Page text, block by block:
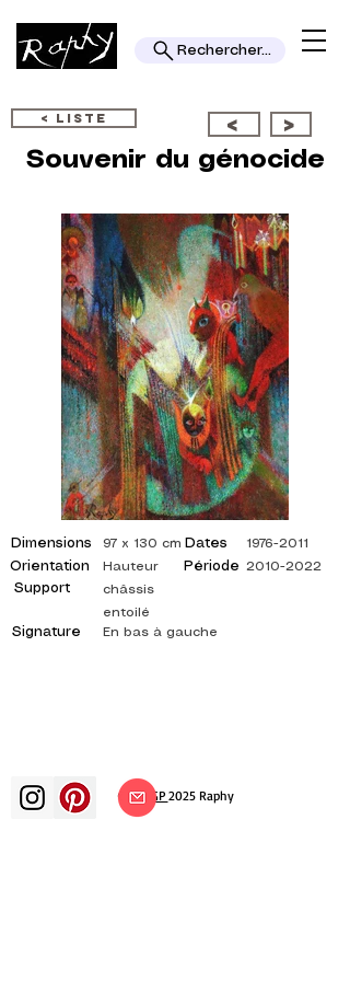
Rechercher...
< LISTE < >
Souvenir du génocide
Dimensions
Orientation
Support
Signature
97 x 130 cm Dates
Période
Hauteur
châssis
entoilé
En bas à gauche
1976-2011
2010-2022
© ADAGP 2025 Raphy